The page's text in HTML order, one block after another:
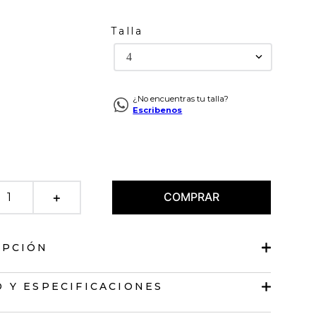
Talla
4
¿No encuentras tu talla?
Escribenos
＋ COMPRAR
con bolsillos.
Y ESPECIFICACIONES